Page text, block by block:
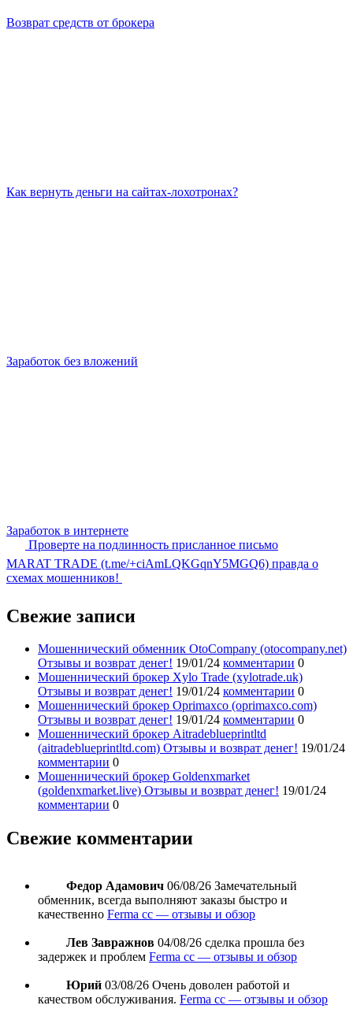
Возврат средств от брокера
Как вернуть деньги на сайтах-лохотронах?
Заработок без вложений
Заработок в интернете
Проверте на подлинность присланное письмо
MARAT TRADE (t.me/+ciAmLQKGqnY5MGQ6) правда о
схемах мошенников!
Свежие записи
Мошеннический обменник OtoCompany (otocompany.net)
Отзывы и возврат денег! 19/01/24 комментарии 0
Мошеннический брокер Xylo Trade (xylotrade.uk)
Отзывы и возврат денег! 19/01/24 комментарии 0
Мошеннический брокер Oprimaxco (oprimaxco.com)
Отзывы и возврат денег! 19/01/24 комментарии 0
Мошеннический брокер Aitradeblueprintltd
(aitradeblueprintltd.com) Отзывы и возврат денег! 19/01/24
комментарии 0
Мошеннический брокер Goldenxmarket
(goldenxmarket.live) Отзывы и возврат денег! 19/01/24
комментарии 0
Свежие комментарии
Федор Адамович 06/08/26 Замечательный
обменник, всегда выполняют заказы быстро и
качественно Ferma cc — отзывы и обзор
Лев Завражнов 04/08/26 сделка прошла без
задержек и проблем Ferma cc — отзывы и обзор
Юрий 03/08/26 Очень доволен работой и
качеством обслуживания. Ferma cc — отзывы и обзор